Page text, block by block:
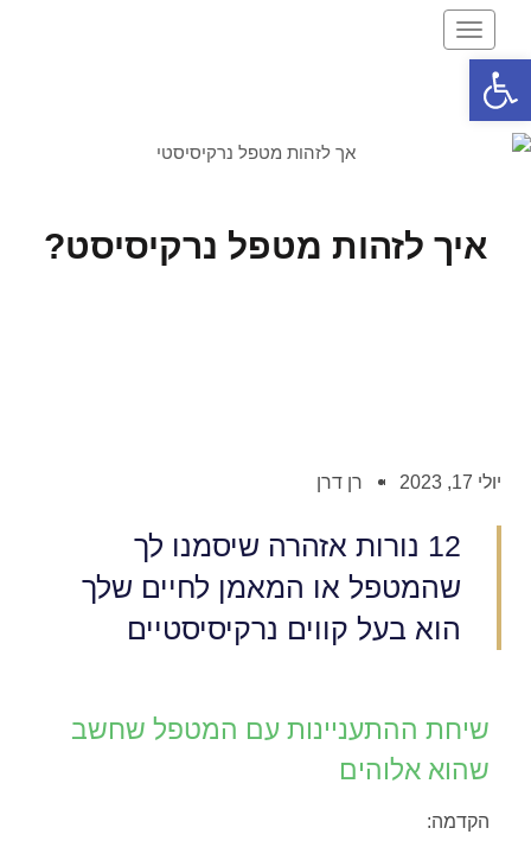
תפריט
איך לזהות מטפל נרקיסיסט?
יולי 17, 2023 רן דרן
12 נורות אזהרה שיסמנו לך
שהמטפל או המאמן לחיים שלך
הוא בעל קווים נרקיסיסטיים
שיחת ההתעניינות עם המטפל שחשב
שהוא אלוהים
הקדמה:
פתח סרגל נגישות